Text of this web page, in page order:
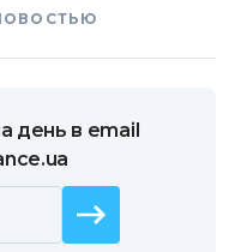
день в email